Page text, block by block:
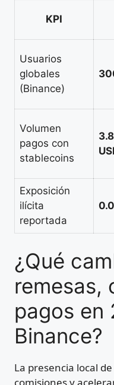
KPI
Usuarios
globales
(Binance)
Volumen
pagos con
stablecoins
Exposición
ilícita
reportada
¿Qué
remesas,
pagos en
Binance?
La presencia local